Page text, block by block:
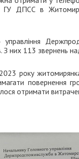
ГУ ДПСС в
З них 113 звернень
року
повернення
отримати